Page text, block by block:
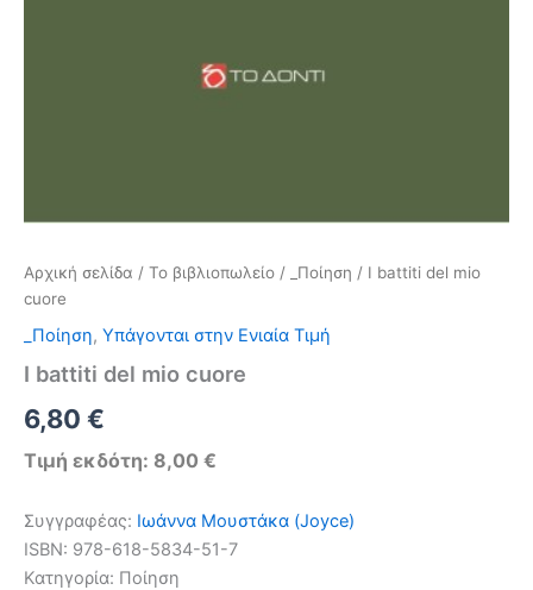
Αρχική σελίδα / Το βιβλιοπωλείο / _Ποίηση / I battiti del mio
cuore
_Ποίηση, Υπάγονται στην Ενιαία Τιμή
I battiti del mio cuore
6,80 €
Τιμή εκδότη: 8,00 €
Συγγραφέας: Ιωάννα Μουστάκα (Joyce)
ISBN: 978-618-5834-51-7
Κατηγορία: Ποίηση